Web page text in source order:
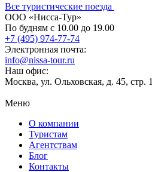
Все туристические поезда
ООО «Нисса-Тур»
По будням с 10.00 до 19.00
+7 (495) 974-77-74
Электронная почта:
info@nissa-tour.ru
Наш офис:
Москва, ул. Ольховская, д. 45, стр. 1
Меню
О компании
Туристам
Агентствам
Блог
Контакты